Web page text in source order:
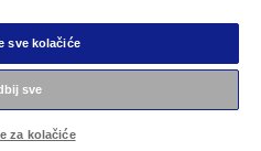
pristupačnosti
2026 Seiko Epson
sve kolačiće
sve
za kolačiće